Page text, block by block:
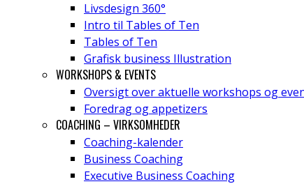
Livsdesign 360°
Intro til Tables of Ten
Tables of Ten
Grafisk business Illustration
WORKSHOPS & EVENTS
Oversigt over aktuelle workshops og
Foredrag og appetizers
COACHING – VIRKSOMHEDER
Coaching-kalender
Business Coaching
Executive Business Coaching